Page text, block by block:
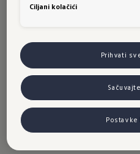
Ciljani kolačići
Prihvati
Postavke